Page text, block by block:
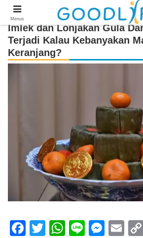
Imlek dan Lonjakan Gula
Terjadi Kalau Kebanyakan
Keranjang?
F
T
W
Li
M
E
Menus